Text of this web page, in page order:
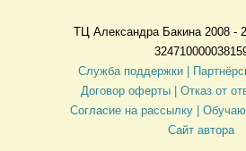
ТЦ Александра Бакина 2008 -
Служба поддержки |
Договор оферты
| Отказ от
Согласие на рассылку |
Сайт автора